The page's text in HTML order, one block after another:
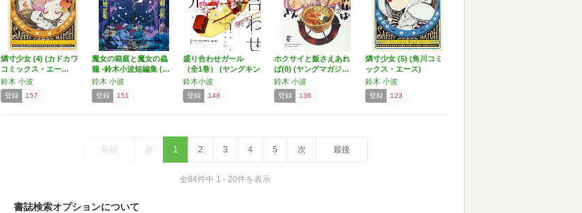
燐寸少女 (4) (カドカワ
コミックス・エー…
鈴木 小波
登録 157
魔女の箱庭と魔女の蟲
籠 -鈴木小波短編集 (…
鈴木 小波
登録 151
盛り合わせガール
（全1巻） (ヤングキン
グ…
鈴木小波
登録 148
ホクサイと飯さえあれ
ば(8) (ヤングマガジ…
鈴木 小波
登録 136
燐寸少女 (5) (角川コミ
ックス・エース)
鈴木 小波
登録 123
最初 前 1 2 3 4 5 次 最後
全84件中 1 - 20件を表示
書誌検索オプションについて